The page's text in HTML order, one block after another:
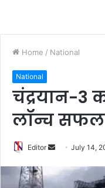
Home / National
National
चंद्रयान-3
लॉन्च सफल
Editor
n
July 14,